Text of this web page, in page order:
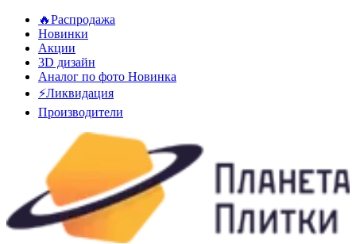
🔥Распродажа
Новинки
Акции
3D дизайн
Аналог по фото Новинка
⚡Ликвидация
Производители